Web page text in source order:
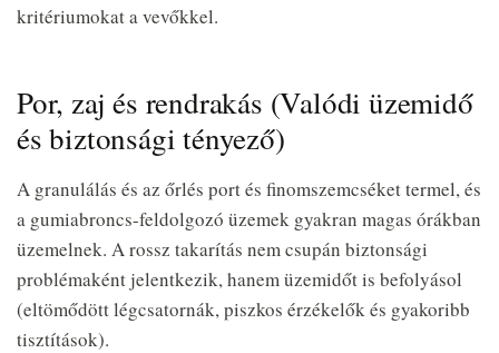
kritériumokat a vevőkkel.
Por, zaj és rendrakás (Valódi üzemidő
és biztonsági tényező)
A granulálás és az őrlés port és finomszemcséket termel, és
a gumiabroncs-feldolgozó üzemek gyakran magas órákban
üzemelnek. A rossz takarítás nem csupán biztonsági
problémaként jelentkezik, hanem üzemidőt is befolyásol
(eltömődött légcsatornák, piszkos érzékelők és gyakoribb
tisztítások).